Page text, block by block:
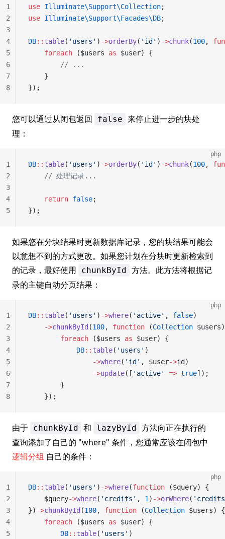
use Illuminate\Support\Collection;
use Illuminate\Support\Facades\DB;
DB:: table( 'users' ) ->orderBy( 'id' ) ->chunk(100,
    foreach
($users as $user) {
        // ...
    }
});
1
2
3
4
5
6
7
8
您可以通过从闭包返回 false 来停止进一步的块处
理：
php
DB:: table( 'users' ) ->orderBy( 'id' ) ->chunk(100,
    // 处理记录...
    return
false;
});
1
2
3
4
5
如果您在分块结果时更新数据库记录，您的块结果可能会
以意想不到的方式更改。如果您计划在分块时更新检索到
的记录，最好使用
chunkById 方法。此方法将根据记
录的主键自动分页结果：
php
DB:: table( 'users' ) ->where( 'active' , false)
    ->
chunkById (100, function (Collection
        foreach
($users as $user) {
            DB
:: table( 'users' )
                ->
where( 'id' , $user->id)
                ->
update([ 'active' => true]);
        }
    });
1
2
3
4
5
6
7
8
由于 chunkById 和 lazyById 方法向正在执行的
查询添加了自己的 "where" 条件，您通常应该在闭包中
逻辑分组 自己的条件：
php
DB:: table( 'users' ) ->where(function ($query) {
    $query
->where( 'credits' , 1 ) ->orWhere(
}) ->chunkById (100, function (Collection $users) {
    foreach
($users as $user) {
        DB
:: table( 'users' )
1
2
3
4
5